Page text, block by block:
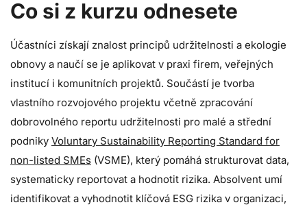
Co si z kurzu odnesete
Účastníci získají znalost principů udržitelnosti a ekologie
obnovy a naučí se je aplikovat v praxi firem, veřejných
institucí i komunitních projektů. Součástí je tvorba
vlastního rozvojového projektu včetně zpracování
dobrovolného reportu udržitelnosti pro malé a střední
podniky Voluntary Sustainability Reporting Standard for
non-listed SMEs (VSME), který pomáhá strukturovat data,
systematicky reportovat a hodnotit rizika. Absolvent umí
identifikovat a vyhodnotit klíčová ESG rizika v organizaci,